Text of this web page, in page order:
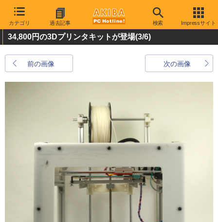
カテゴリ 過去記事 検索 Impressサイト
34,800円の3Dプリンタキットが登場(3/6)
前の画像 次の画像